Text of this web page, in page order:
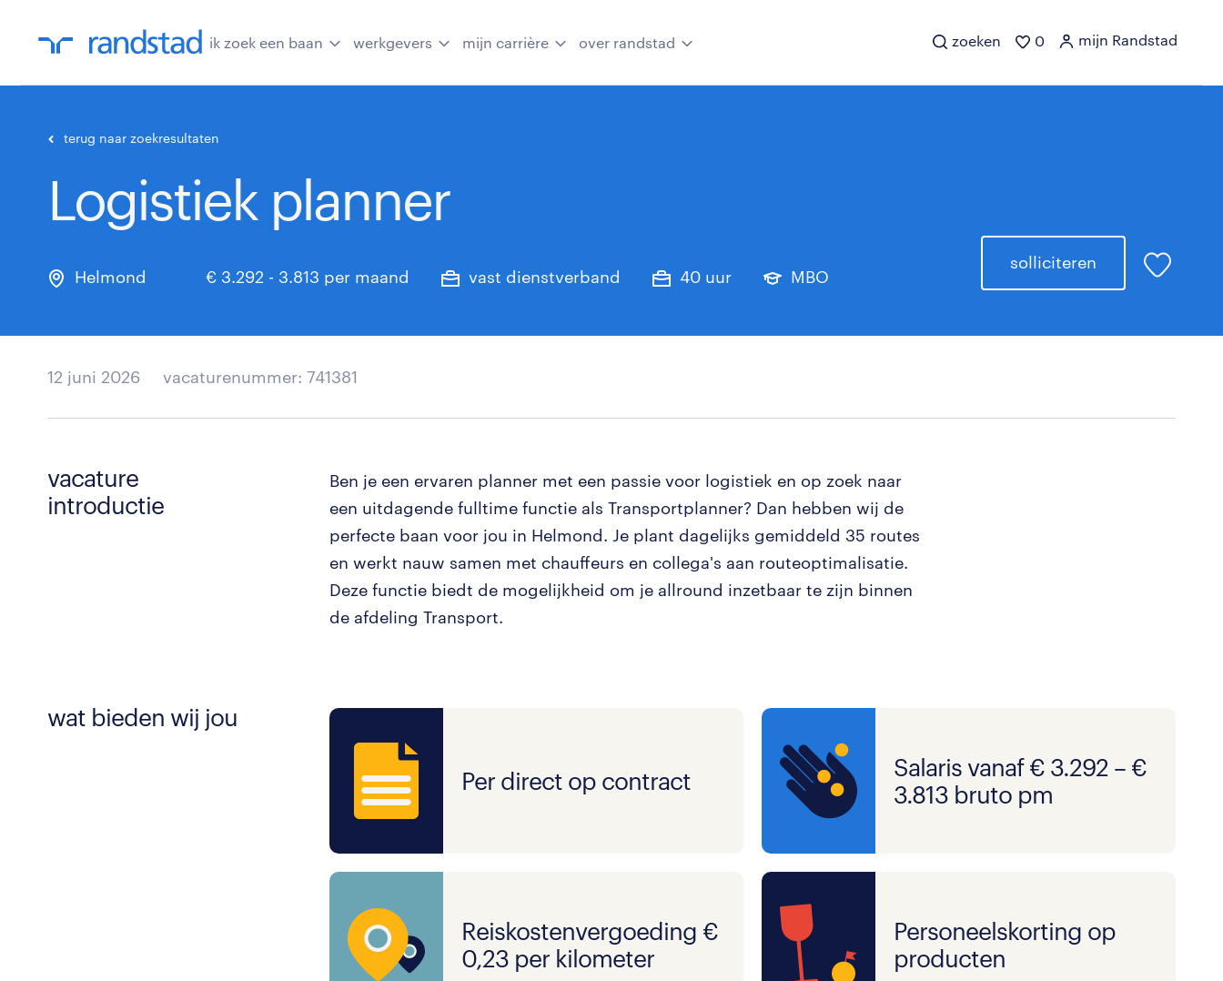
ik zoek een baan werkgevers mijn carrière over randstad zoeken 0 mijn Randstad
terug naar zoekresultaten
Logistiek planner
Helmond € 3.292 - 3.813 per maand vast dienstverband 40 uur MBO
solliciteren
12 juni 2026 vacaturenummer: 741381
vacature
introductie
Ben je een ervaren planner met een passie voor logistiek en op zoek naar
een uitdagende fulltime functie als Transportplanner? Dan hebben wij de
perfecte baan voor jou in Helmond. Je plant dagelijks gemiddeld 35 routes
en werkt nauw samen met chauffeurs en collega's aan routeoptimalisatie.
Deze functie biedt de mogelijkheid om je allround inzetbaar te zijn binnen
de afdeling Transport.
wat bieden wij jou
Per direct op contract
Salaris vanaf € 3.292 – €
3.813 bruto pm
Reiskostenvergoeding €
0,23 per kilometer
Personeelskorting op
producten